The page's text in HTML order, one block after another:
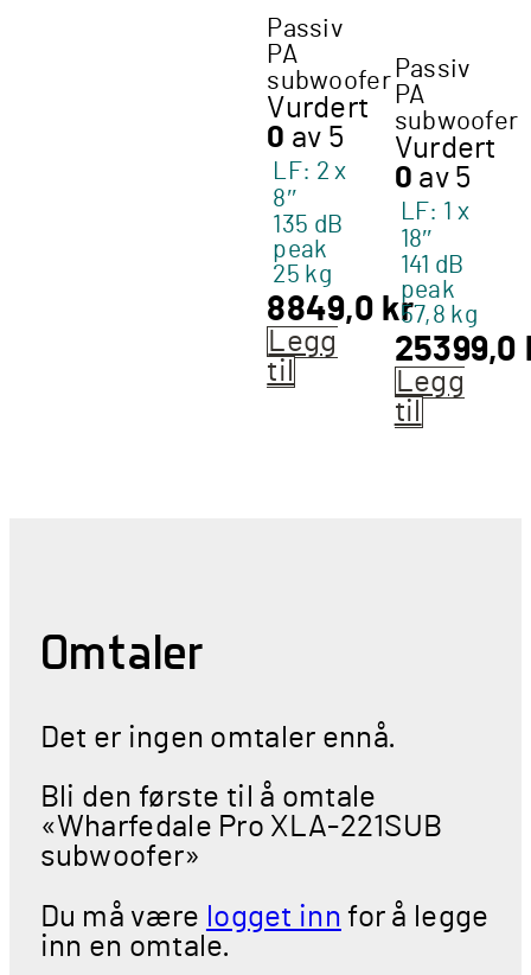
Passiv
PA
subwoofer
Vurdert
0 av 5
LF: 2 x
8″
135 dB
peak
25 kg
8849,0 kr
Legg
til
Passiv
PA
subwoofer
Vurdert
0 av 5
LF: 1 x
18″
141 dB
peak
57,8 kg
25399,0
Legg
til
Omtaler
Det er ingen omtaler ennå.
Bli den første til å omtale
«Wharfedale Pro XLA-221SUB
subwoofer»
Du må være logget inn for å legge
inn en omtale.